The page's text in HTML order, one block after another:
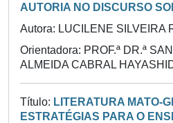
AUTORIA NO DISCURSO
Autora: LUCILENE SILVEIRA
Orientadora: PROF.ª DR.ª
ALMEIDA CABRAL
Título: LITERATURA MATO-
ESTRATÉGIAS PARA O